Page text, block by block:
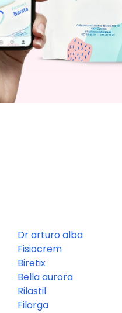
Dr arturo alba
Fisiocrem
Biretix
Bella aurora
Rilastil
Filorga